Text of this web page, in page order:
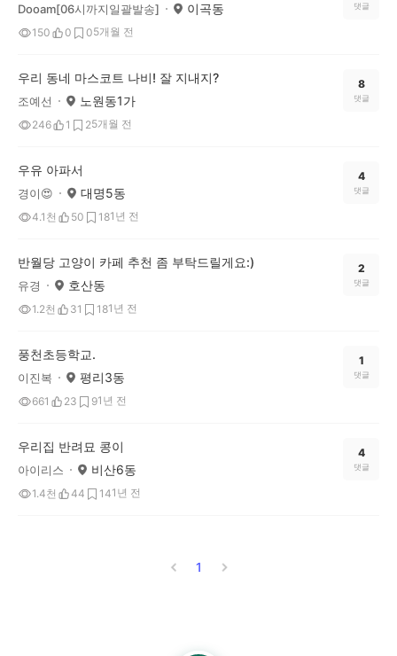
Dooam[06시까지일괄발송] 이곡동
150 0 05개월 전
댓글
우리 동네 마스코트 나비! 잘 지내지?
조예선 노원동1가
246 1 25개월 전
8
댓글
우유 아파서
경이😍 대명5동
4.1천 50 181년 전
4
댓글
반월당 고양이 카페 추천 좀 부탁드릴게요:)
유경 호산동
1.2천 31 181년 전
2
댓글
풍천초등학교.
이진복 평리3동
661 23 91년 전
1
댓글
우리집 반려묘 콩이
아이리스 비산6동
1.4천 44 141년 전
4
댓글
1